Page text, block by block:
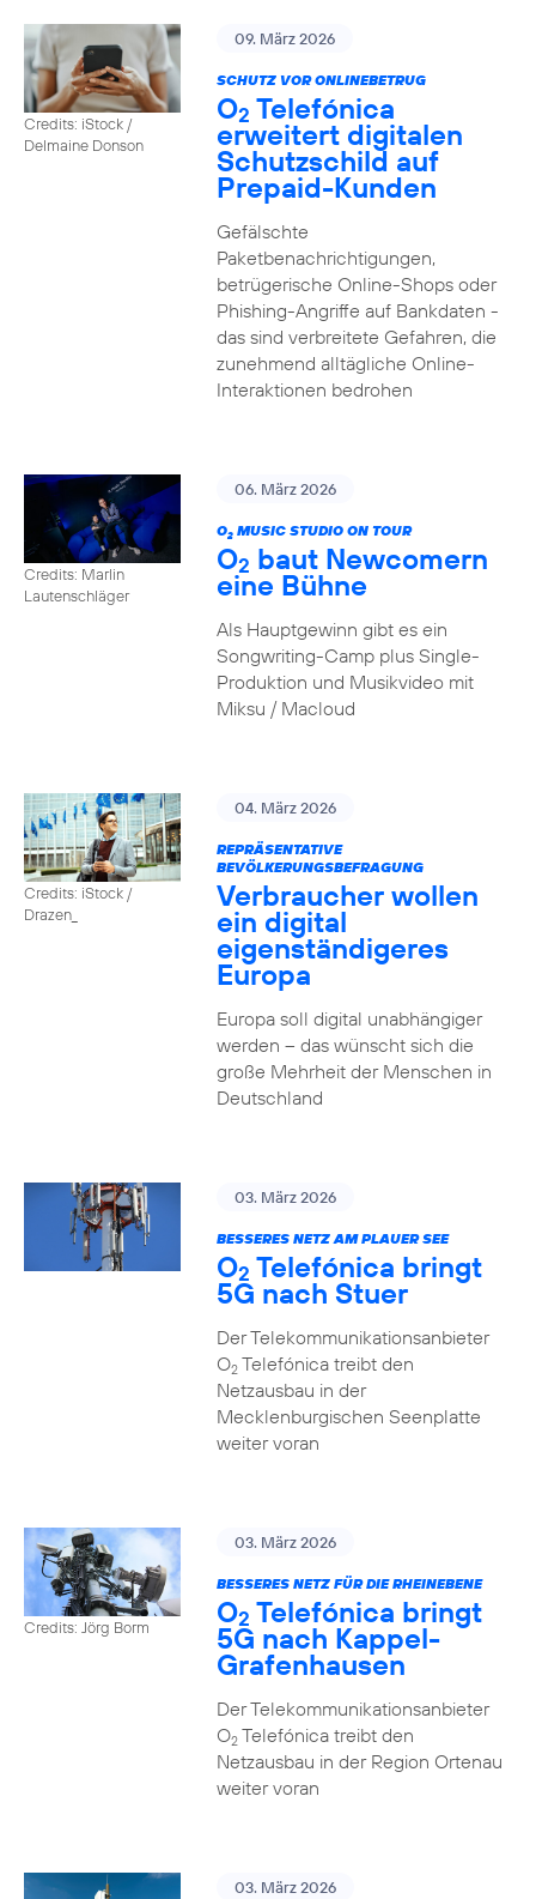
Credits: iStock /
Delmaine Donson
09. März 2026
SCHUTZ VOR ONLINEBETRUG
O2 Telefónica
erweitert digitalen
Schutzschild auf
Prepaid-Kunden
Gefälschte
Paketbenachrichtigungen,
betrügerische Online-Shops oder
Phishing-Angriffe auf Bankdaten -
das sind verbreitete Gefahren, die
zunehmend alltägliche Online-
Interaktionen bedrohen
Credits: Marlin
Lautenschläger
06. März 2026
O2MUSIC STUDIO ON TOUR
O2 baut Newcomern
eine Bühne
Als Hauptgewinn gibt es ein
Songwriting-Camp plus Single-
Produktion und Musikvideo mit
Miksu / Macloud
Credits: iStock /
Drazen_
04. März 2026
REPRÄSENTATIVE
BEVÖLKERUNGSBEFRAGUNG
Verbraucher wollen
ein digital
eigenständigeres
Europa
Europa soll digital unabhängiger
werden – das wünscht sich die
große Mehrheit der Menschen in
Deutschland
03. März 2026
BESSERES NETZ AM PLAUER SEE
O2 Telefónica bringt
5G nach Stuer
Der Telekommunikationsanbieter
O2Telefónica treibt den
Netzausbau in der
Mecklenburgischen Seenplatte
weiter voran
Credits: Jörg Borm
03. März 2026
BESSERES NETZ FÜR DIE RHEINEBENE
O2 Telefónica bringt
5G nach Kappel-
Grafenhausen
Der Telekommunikationsanbieter
O2Telefónica treibt den
Netzausbau in der Region Ortenau
weiter voran
03. März 2026